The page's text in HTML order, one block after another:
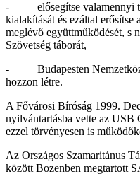
- elősegítse valamennyi
kialakítását és ezáltal erősítse
meglévő együttműködését, s
Szövetség táborát,
- Budapesten Nemzetközi
hozzon létre.
A Fővárosi Bíróság 1999.
nyilvántartásba vette az USB
ezzel törvényesen is
Az Országos Szamaritánus
között Bozenben megtartott